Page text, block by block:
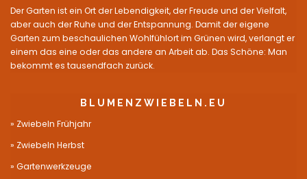
Der Garten ist ein Ort der Lebendigkeit, der Freude und der Vielfalt,
aber auch der Ruhe und der Entspannung. Damit der eigene
Garten zum beschaulichen Wohlfühlort im Grünen wird, verlangt er
einem das eine oder das andere an Arbeit ab. Das Schöne: Man
bekommt es tausendfach zurück.
BLUMENZWIEBELN.EU
Zwiebeln Frühjahr
Zwiebeln Herbst
Gartenwerkzeuge